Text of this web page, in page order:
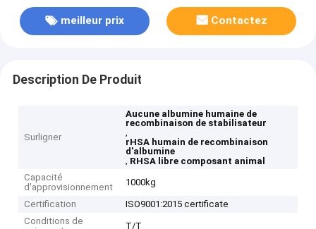
meilleur prix Contactez
Description De Produit
Surligner
Aucune albumine humaine de
recombinaison de stabilisateur
,
rHSA humain de recombinaison
d'albumine
, RHSA libre composant animal
Capacité
d'approvisionnement
1000kg
Certification
ISO9001:2015 certificate
Conditions de
T/T